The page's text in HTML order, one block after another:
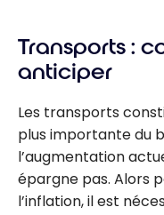
Transports :
anticiper
Les transports
plus importante du
l’augmentation
épargne pas. Alors
l’inflation, il est